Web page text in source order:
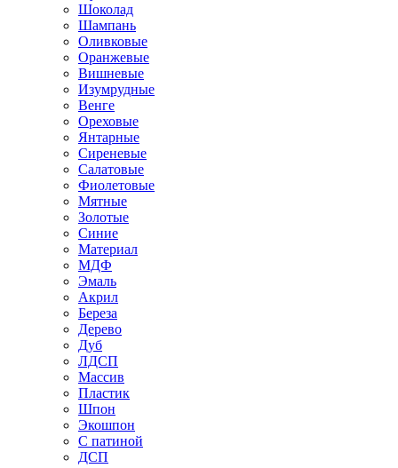
Шоколад
Шампань
Оливковые
Оранжевые
Вишневые
Изумрудные
Венге
Ореховые
Янтарные
Сиреневые
Салатовые
Фиолетовые
Мятные
Золотые
Синие
Материал
МДФ
Эмаль
Акрил
Береза
Дерево
Дуб
ЛДСП
Массив
Пластик
Шпон
Экошпон
С патиной
ДСП